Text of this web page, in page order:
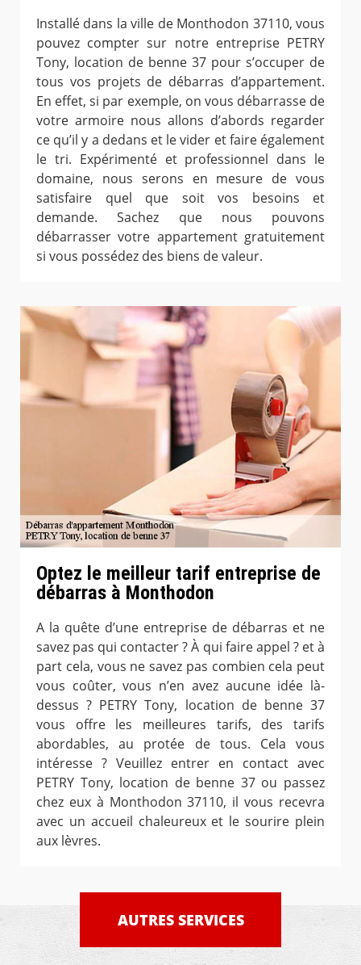
Installé dans la ville de Monthodon 37110, vous
pouvez compter sur notre entreprise PETRY
Tony, location de benne 37 pour s’occuper de
tous vos projets de débarras d’appartement.
En effet, si par exemple, on vous débarrasse de
votre armoire nous allons d’abords regarder
ce qu’il y a dedans et le vider et faire également
le tri. Expérimenté et professionnel dans le
domaine, nous serons en mesure de vous
satisfaire quel que soit vos besoins et
demande. Sachez que nous pouvons
débarrasser votre appartement gratuitement
si vous possédez des biens de valeur.
Optez le meilleur tarif entreprise de
débarras à Monthodon
A la quête d’une entreprise de débarras et ne
savez pas qui contacter ? À qui faire appel ? et à
part cela, vous ne savez pas combien cela peut
vous coûter, vous n’en avez aucune idée là-
dessus ? PETRY Tony, location de benne 37
vous offre les meilleures tarifs, des tarifs
abordables, au protée de tous. Cela vous
intéresse ? Veuillez entrer en contact avec
PETRY Tony, location de benne 37 ou passez
chez eux à Monthodon 37110, il vous recevra
avec un accueil chaleureux et le sourire plein
aux lèvres.
AUTRES SERVICES